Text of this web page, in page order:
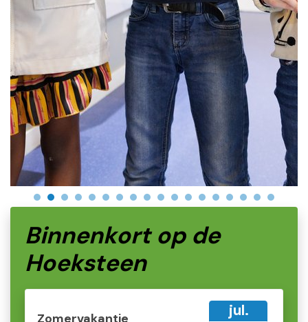
Binnenkort op de
Hoeksteen
Zomervakantie jul.